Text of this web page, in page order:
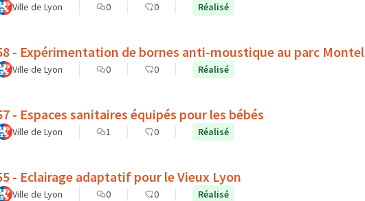
Ville de Lyon 0 0 Réalisé
- Expérimentation de bornes anti-moustique au parc Montel
Ville de Lyon 0 0 Réalisé
- Espaces sanitaires équipés pour les bébés
Ville de Lyon 1 0 Réalisé
- Eclairage adaptatif pour le Vieux Lyon
Ville de Lyon 0 0 Réalisé